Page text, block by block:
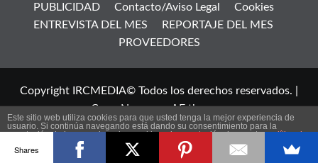
PUBLICIDAD Contacto/Aviso Legal
Cookies
ENTREVISTA DEL MES
REPORTAJE DEL MES
PROVEEDORES
Copyright IRCMEDIA© Todos los derechos reservados.
CoverNewspor AF themes.
Este sitio web utiliza cookies para que usted tenga la mejor experiencia de
usuario. Si continúa navegando está dando su consentimiento para la
aceptación de las mencionadas cookies y la aceptación de nuestrapolítica de
, pinche el enlace para mayor información.
plugin cookies
Shares